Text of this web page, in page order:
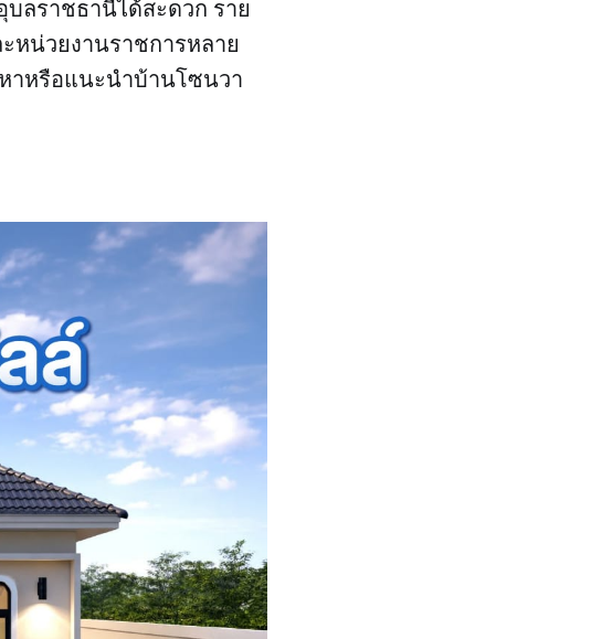
บลราชธานีได้สะดวก ราย
หน่วยงานราชการหลาย
าหรือแนะนำบ้านโซนวา